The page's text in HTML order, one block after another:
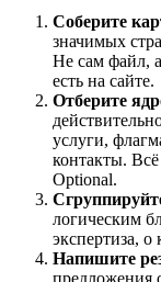
Соберите
значимых
Не сам файл,
есть на сайте.
Отберите
услуги,
контакты.
Optional.
логическим
экспертиза,
Напишите
предложения